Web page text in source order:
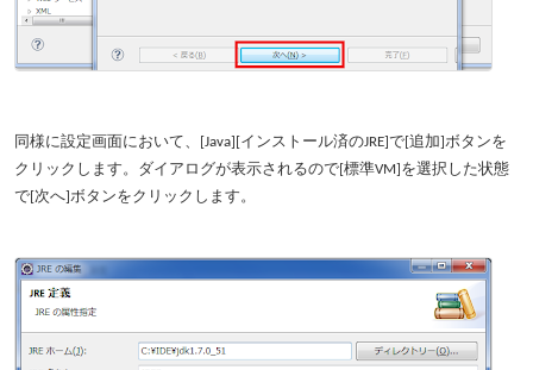
同様に設定画面において、[Java][インストール済のJRE]で[追加]ボタンを
クリックします。ダイアログが表示されるので[標準VM]を選択した状態
で[次へ]ボタンをクリックします。